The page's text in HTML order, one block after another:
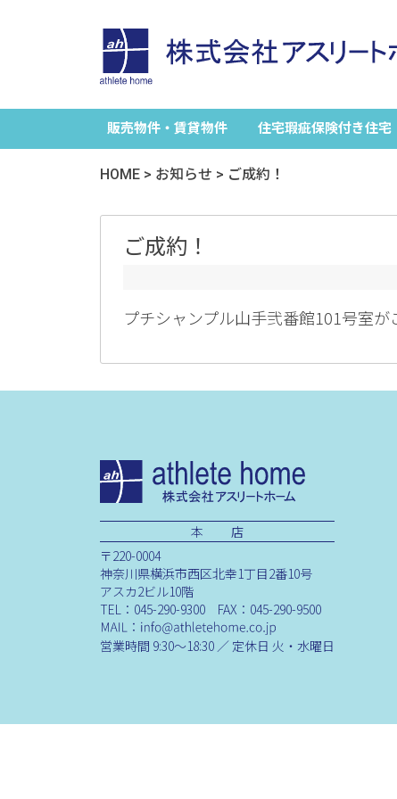
販売物件・賃貸物件 住宅瑕疵保険付き住宅
HOME > お知らせ > ご成約！
ご成約！
プチシャンプル山手弐番館101号室が
本 店
〒220-0004
神奈川県横浜市西区北幸1丁目2番10号
アスカ2ビル10階
TEL：045-290-9300 FAX：045-290-9500
営業時間 9:30～18:30 ／ 定休日 火・水曜日